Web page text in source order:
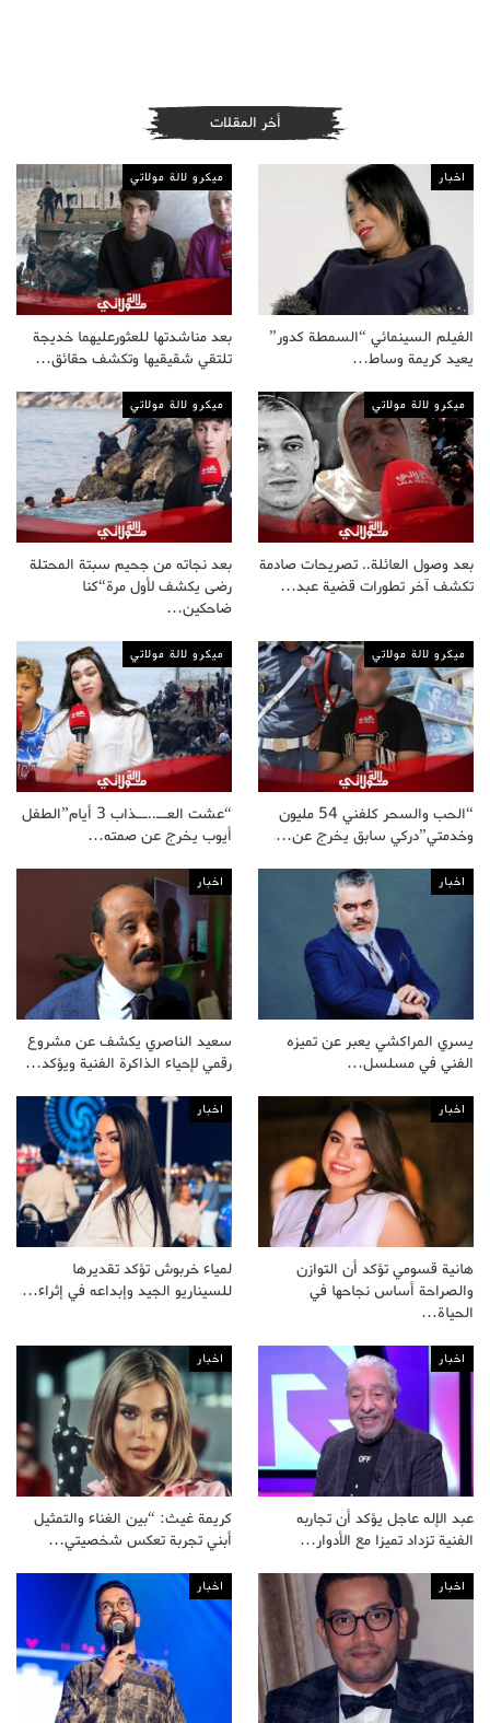
أخر المقلات
اخبار
الفيلم السينمائي “السمطة كدور”
يعيد كريمة وساط…
ميكرو لالة مولاتي
بعد مناشدتها للعثورعليهما خديجة
تلتقي شقيقيها وتكشف حقائق…
ميكرو لالة مولاتي
بعد وصول العائلة.. تصريحات صادمة
تكشف آخر تطورات قضية عبد…
ميكرو لالة مولاتي
بعد نجاته من جحيم سبتة المحتلة
رضى يكشف لأول مرة“كنا
ضاحكين…
ميكرو لالة مولاتي
“الحب والسحر كلفني 54 مليون
وخدمتي”دركي سابق يخرج عن…
ميكرو لالة مولاتي
“عشت العــ..ــذاب 3 أيام”الطفل
أيوب يخرج عن صمته…
اخبار
يسري المراكشي يعبر عن تميزه
الفني في مسلسل…
اخبار
سعيد الناصري يكشف عن مشروع
رقمي لإحياء الذاكرة الفنية ويؤكد…
اخبار
هانية قسومي تؤكد أن التوازن
والصراحة أساس نجاحها في
الحياة…
اخبار
لمياء خربوش تؤكد تقديرها
للسيناريو الجيد وإبداعه في إثراء…
اخبار
عبد الإله عاجل يؤكد أن تجاربه
الفنية تزداد تميزا مع الأدوار…
اخبار
كريمة غيث: “بين الغناء والتمثيل
أبني تجربة تعكس شخصيتي…
اخبار اخبار